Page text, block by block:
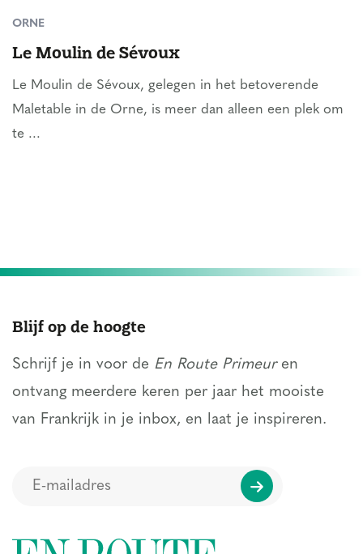
ORNE
Le Moulin de Sévoux
Le Moulin de Sévoux, gelegen in het betoverende
Maletable in de Orne, is meer dan alleen een plek om
te ...
Blijf op de hoogte
Schrijf je in voor de En Route Primeuren
ontvang meerdere keren per jaar het mooiste
van Frankrijk in je inbox, en laat je inspireren.